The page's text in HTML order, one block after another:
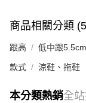
商品相關分類
跟高 低中跟
款式 涼鞋、拖鞋
本分類熱銷全